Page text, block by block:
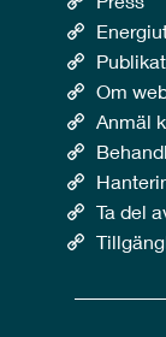
Om
Anmäl
Ta del